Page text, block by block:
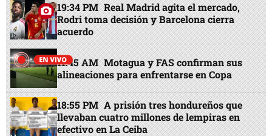
19:34 PM Real Madrid agita el mercado,
Rodri toma decisión y Barcelona cierra
acuerdo
11:45 AM Motagua y FAS confirman sus
alineaciones para enfrentarse en Copa
18:55 PM A prisión tres hondureños que
llevaban cuatro millones de lempiras en
efectivo en La Ceiba